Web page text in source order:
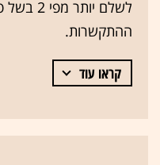
לשלם
ההתקשרות.
קראו עוד